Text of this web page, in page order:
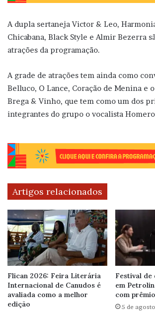
A dupla sertaneja Victor & Leo,
Chicabana, Black Style e Almir Bezerra
atrações da programação.
A grade de atrações tem ainda como
Belluco, O Lance, Coração de Menina e
Brega & Vinho, que tem como um dos
integrantes do grupo o vocalista
Artigos relacionados
Flican 2026: Feira Literária
Internacional de Canudos é
avaliada como a melhor
edição
Festival
em
com
5 de